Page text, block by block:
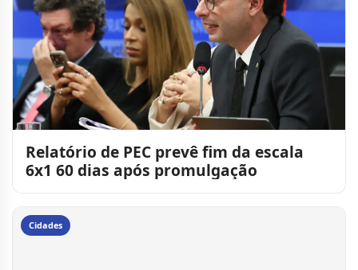
Relatório de PEC prevê fim da escala
6x1 60 dias após promulgação
Cidades